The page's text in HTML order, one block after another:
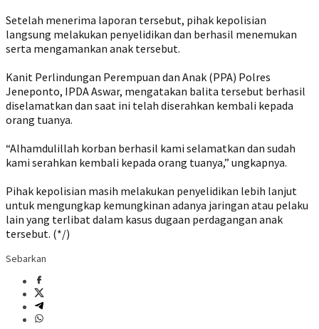
‎Setelah menerima laporan tersebut, pihak kepolisian
langsung melakukan penyelidikan dan berhasil menemukan
serta mengamankan anak tersebut.
‎Kanit Perlindungan Perempuan dan Anak (PPA) Polres
Jeneponto, IPDA Aswar, mengatakan balita tersebut berhasil
diselamatkan dan saat ini telah diserahkan kembali kepada
orang tuanya.
‎“Alhamdulillah korban berhasil kami selamatkan dan sudah
kami serahkan kembali kepada orang tuanya,” ungkapnya.
‎Pihak kepolisian masih melakukan penyelidikan lebih lanjut
untuk mengungkap kemungkinan adanya jaringan atau pelaku
lain yang terlibat dalam kasus dugaan perdagangan anak
tersebut. (*/)
Sebarkan